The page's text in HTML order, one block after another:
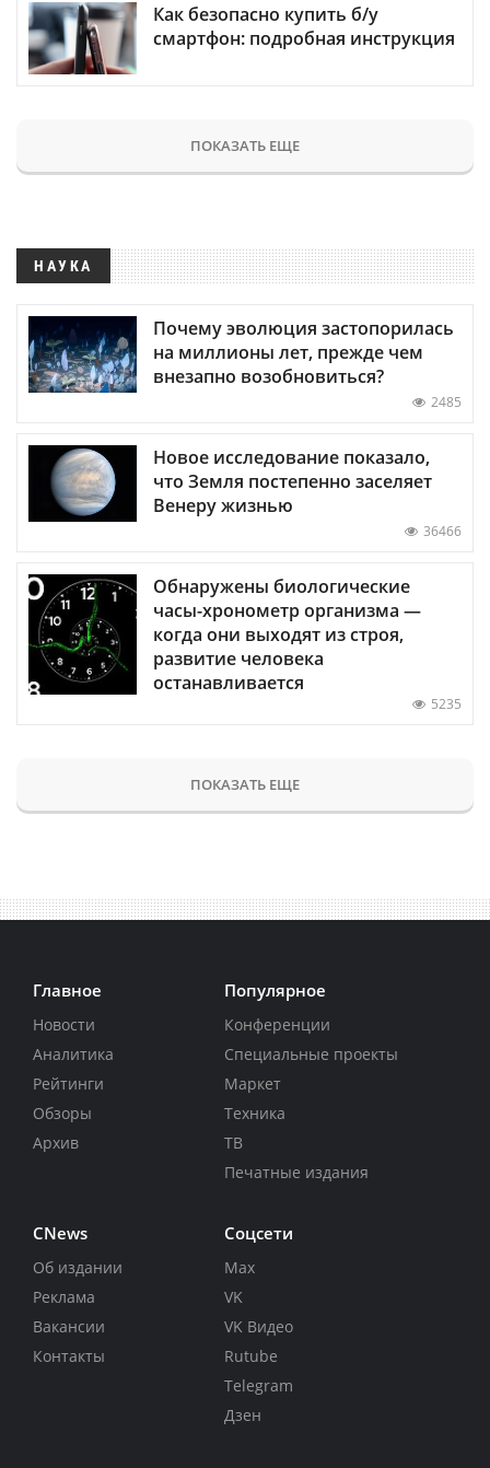
Как безопасно купить б/у
смартфон: подробная инструкция
ПОКАЗАТЬ ЕЩЕ
НАУКА
Почему эволюция застопорилась
на миллионы лет, прежде чем
внезапно возобновиться?
2485
Новое исследование показало,
что Земля постепенно заселяет
Венеру жизнью
36466
Обнаружены биологические
часы-хронометр организма —
когда они выходят из строя,
развитие человека
останавливается
5235
ПОКАЗАТЬ ЕЩЕ
Главное
Новости
Аналитика
Рейтинги
Обзоры
Архив
Популярное
Конференции
Специальные проекты
Маркет
Техника
ТВ
Печатные издания
CNews
Об издании
Реклама
Вакансии
Контакты
Соцсети
Max
VK
VK Видео
Rutube
Telegram
Дзен